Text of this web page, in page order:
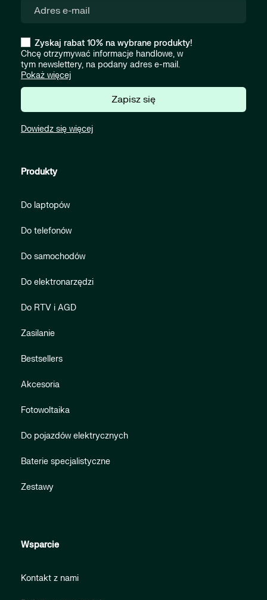
Zyskaj rabat 10% na wybrane produkty!
Chcę otrzymywać informacje handlowe, w
tym newslettery, na podany adres e-mail.
Pokaż więcej
Zapisz się
Dowiedz się więcej
Produkty
Do laptopów
Do telefonów
Do samochodów
Do elektronarzędzi
Do RTV i AGD
Zasilanie
Bestsellers
Akcesoria
Fotowoltaika
Do pojazdów elektrycznych
Baterie specjalistyczne
Zestawy
Wsparcie
Kontakt z nami